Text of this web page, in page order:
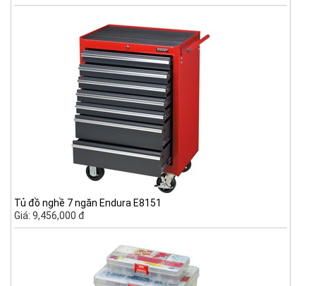
Tủ đồ nghề 7 ngăn Endura E8151
Giá: 9,456,000 đ